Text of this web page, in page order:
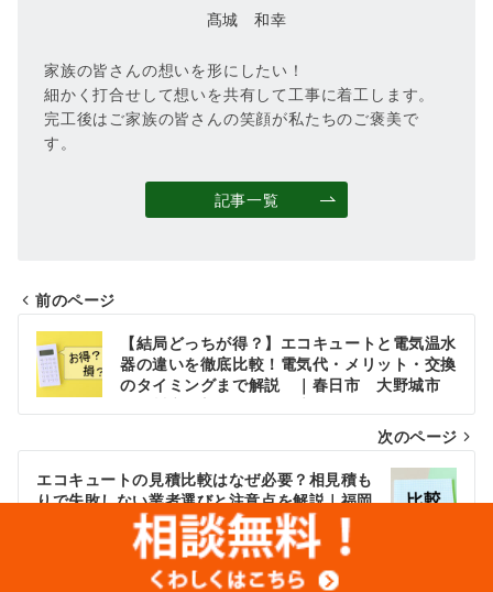
髙城 和幸
家族の皆さんの想いを形にしたい！
細かく打合せして想いを共有して工事に着工します。
完工後はご家族の皆さんの笑顔が私たちのご褒美で
す。
記事一覧
投
稿
ナ
ビ
ゲ
前のページ
【結局どっちが得？】エコキュートと電気温水
器の違いを徹底比較！電気代・メリット・交換
のタイミングまで解説 ｜春日市 大野城市
次のページ
エコキュートの見積比較はなぜ必要？相見積も
りで失敗しない業者選びと注意点を解説｜福岡
県春日市・大野城市・那珂川市 想いを形に工